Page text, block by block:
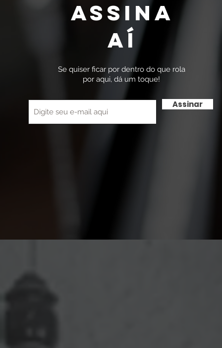
Assina
Aí
Se quiser ficar por dentro do que rola
por aqui, dá um toque!
Assinar